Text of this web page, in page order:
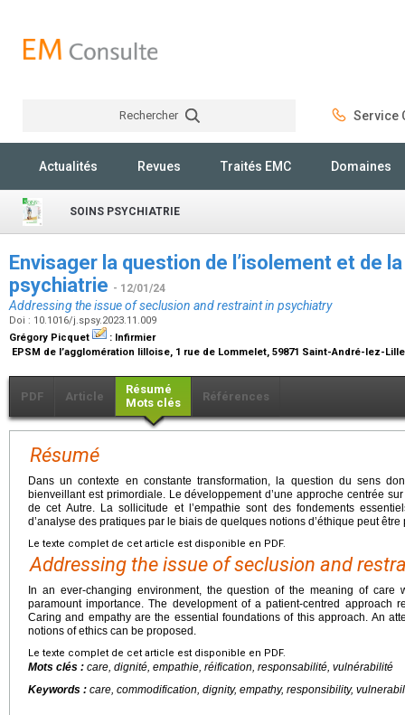
Rechercher Service
Actualités Revues Traités EMC Domaines
SOINS PSYCHIATRIE
Envisager la question de l’isolement et de
psychiatrie - 12/01/24
Addressing the issue of seclusion and restraint in psychiatry
Doi : 10.1016/j.spsy.2023.11.009
Grégory Picquet
: Infirmier
EPSM de l’agglomération lilloise, 1 rue de Lommelet, 59871 Saint-André-lez-
PDF Article
Résumé
Mots clés
Références
Résumé
Dans un contexte en constante transformation, la question du sens
bienveillant est primordiale. Le développement d’une approche centrée
de cet Autre. La sollicitude et l’empathie sont des fondements
d’analyse des pratiques par le biais de quelques notions d’éthique peut être
Le texte complet de cet article est disponible en PDF.
Addressing the issue of seclusion and
In an ever-changing environment, the question of the meaning of care
paramount importance. The development of a patient-centred approach
Caring and empathy are the essential foundations of this approach. An
notions of ethics can be proposed.
Le texte complet de cet article est disponible en PDF.
Mots clés : care, dignité, empathie, réification, responsabilité, vulnérabilité
Keywords : care, commodification, dignity, empathy, responsibility,